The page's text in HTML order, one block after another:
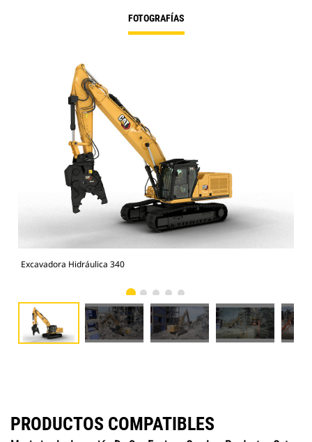
FOTOGRAFÍAS
Excavadora Hidráulica 340
PRODUCTOS COMPATIBLES